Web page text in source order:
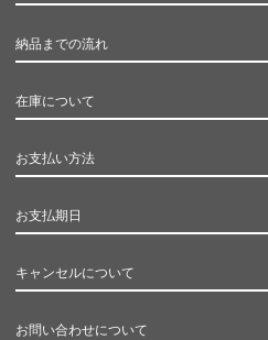
納品までの流れ
在庫について
お支払い方法
お支払期日
キャンセルについて
お問い合わせについて